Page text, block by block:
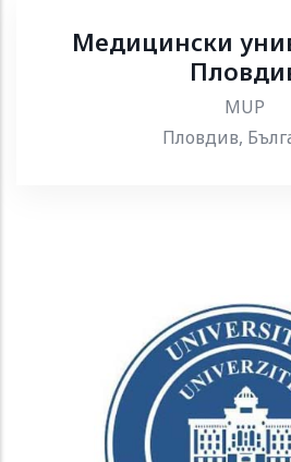
Медицински
MUP
Пловдив,